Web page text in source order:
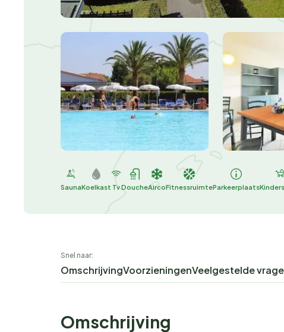
SaunaKoelkast TvDoucheAircoFitnessruimteParkeerplaats
Snel naar:
OmschrijvingVoorzieningenVeelgestelde
Omschrijving